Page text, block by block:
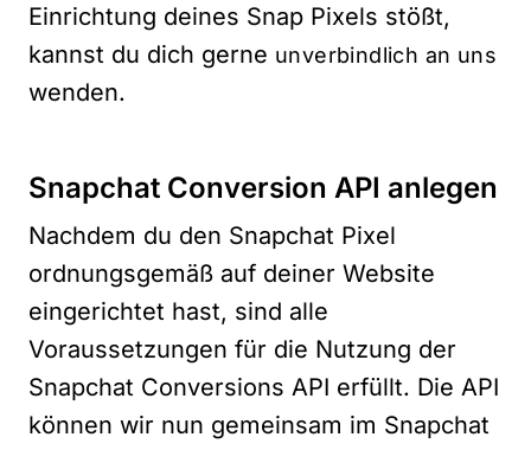
Einrichtung deines Snap Pixels stößt,
kannst du dich gerne unverbindlich an uns
wenden.
Snapchat Conversion API anlegen
Nachdem du den Snapchat Pixel
ordnungsgemäß auf deiner Website
eingerichtet hast, sind alle
Voraussetzungen für die Nutzung der
Snapchat Conversions API erfüllt. Die API
können wir nun gemeinsam im Snapchat